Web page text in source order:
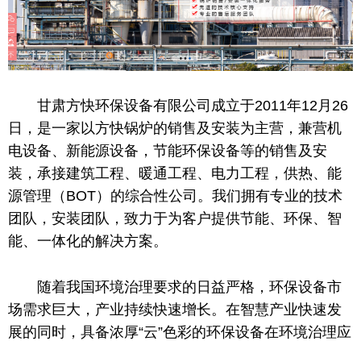
甘肃方快环保设备有限公司成立于2011年12月26
日，是一家以方快锅炉的销售及安装为主营，兼营机
电设备、新能源设备，节能环保设备等的销售及安
装，承接建筑工程、暖通工程、电力工程，供热、能
源管理（BOT）的综合性公司。我们拥有专业的技术
团队，安装团队，致力于为客户提供节能、环保、智
能、一体化的解决方案。
随着我国环境治理要求的日益严格，环保设备市
场需求巨大，产业持续快速增长。在智慧产业快速发
展的同时，具备浓厚“云”色彩的环保设备在环境治理应